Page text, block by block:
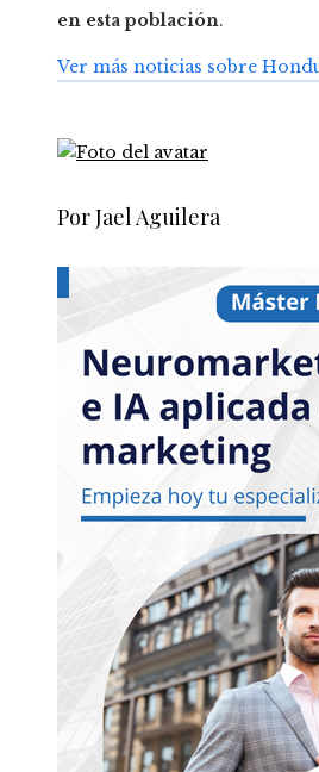
en esta población.
Ver más noticias sobre
Por Jael Aguilera